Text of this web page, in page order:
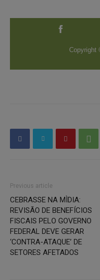
Copyright
Previous article
CEBRASSE NA MÌDIA:
REVISÃO DE BENEFÍCIOS
FISCAIS PELO GOVERNO
FEDERAL DEVE GERAR
‘CONTRA-ATAQUE’ DE
SETORES AFETADOS